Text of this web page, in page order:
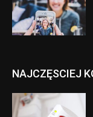
NAJCZĘSCIEJ